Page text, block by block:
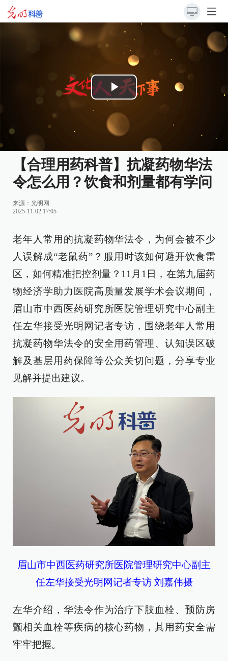
Play
Video
【合理用药科普】抗凝药物华法
令怎么用？饮食和剂量都有学问
来源：光明网
2025-11-02 17:05
老年人常用的抗凝药物华法令，为何会被不少
人误解成“老鼠药”？服用时该如何避开饮食雷
区，如何精准把控剂量？11月1日，在第九届药
物经济学助力医院高质量发展学术会议期间，
眉山市中西医药研究所医院管理研究中心副主
任左华接受光明网记者专访，围绕老年人常用
抗凝药物华法令的安全用药管理、认知误区破
解及基层用药保障等公众关切问题，分享专业
见解并提出建议。
眉山市中西医药研究所医院管理研究中心副主
任左华接受光明网记者专访 刘嘉伟摄
左华介绍，华法令作为治疗下肢血栓、预防房
颤相关血栓等疾病的核心药物，其用药安全需
牢牢把握。